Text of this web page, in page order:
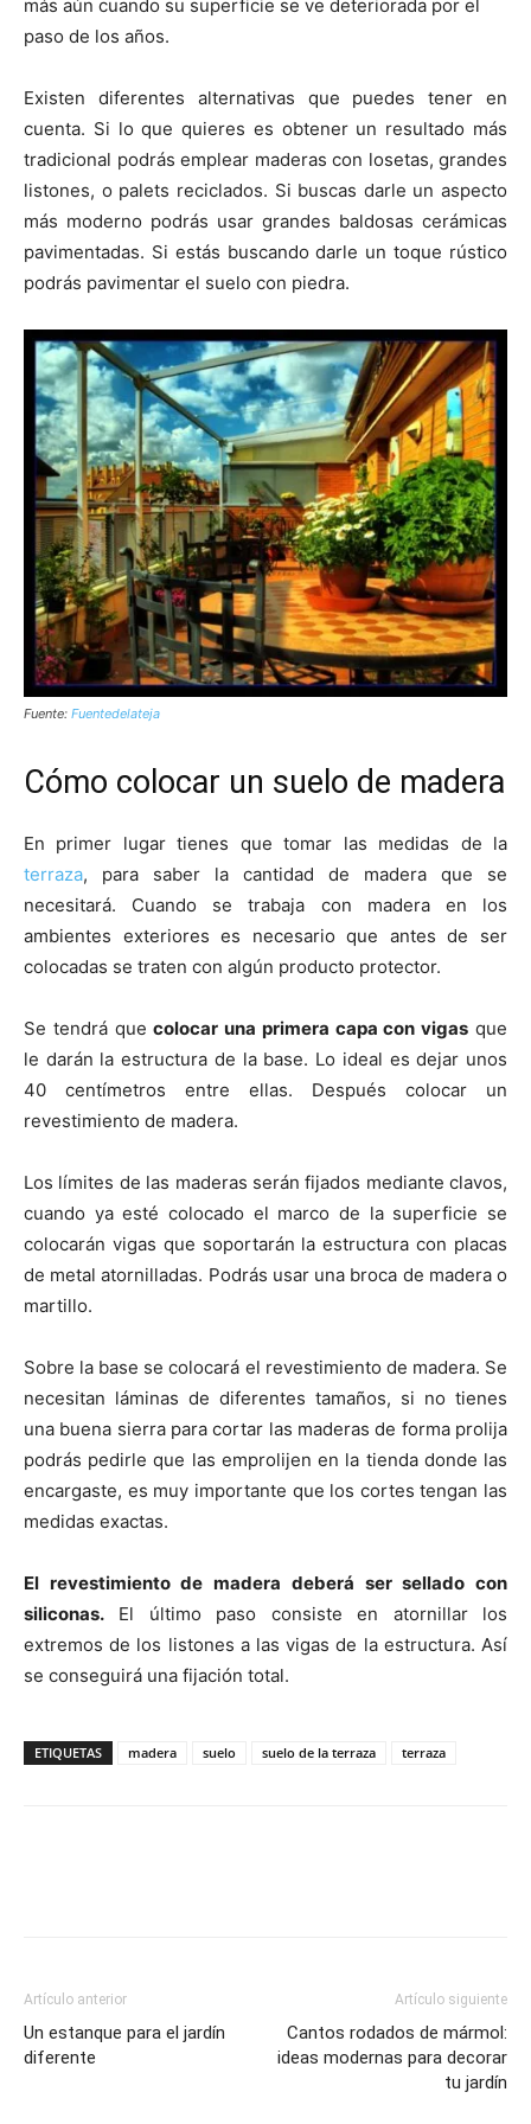
más aún cuando su superficie se ve deteriorada por el
paso de los años.
Existen diferentes alternativas que puedes tener en
cuenta. Si lo que quieres es obtener un resultado más
tradicional podrás emplear maderas con losetas, grandes
listones, o palets reciclados. Si buscas darle un aspecto
más moderno podrás usar grandes baldosas cerámicas
pavimentadas. Si estás buscando darle un toque rústico
podrás pavimentar el suelo con piedra.
Fuente: Fuentedelateja
Cómo colocar un suelo de madera
En primer lugar tienes que tomar las medidas de la
terraza, para saber la cantidad de madera que se
necesitará. Cuando se trabaja con madera en los
ambientes exteriores es necesario que antes de ser
colocadas se traten con algún producto protector.
Se tendrá quecolocar una primera capa con vigas que
le darán la estructura de la base. Lo ideal es dejar unos
40 centímetros entre ellas. Después colocar un
revestimiento de madera.
Los límites de las maderas serán fijados mediante clavos,
cuando ya esté colocado el marco de la superficie se
colocarán vigas que soportarán la estructura con placas
de metal atornilladas. Podrás usar una broca de madera o
martillo.
Sobre la base se colocará el revestimiento de madera. Se
necesitan láminas de diferentes tamaños, si no tienes
una buena sierra para cortar las maderas de forma prolija
podrás pedirle que las emprolijen en la tienda donde las
encargaste, es muy importante que los cortes tengan las
medidas exactas.
El revestimiento de madera deberá ser sellado con
siliconas. El último paso consiste en atornillar los
extremos de los listones a las vigas de la estructura. Así
se conseguirá una fijación total.
ETIQUETAS madera suelo suelo de la terraza terraza
Artículo anterior
Un estanque para el jardín
diferente
Artículo siguiente
Cantos rodados de mármol:
ideas modernas para decorar
tu jardín